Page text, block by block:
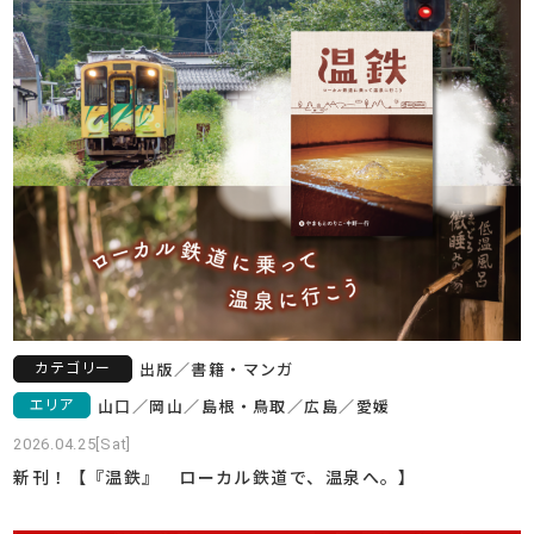
カテゴリー 出版 ／書籍・マンガ
エリア 山口 ／ 岡山 ／ 島根・鳥取 ／広島／ 愛媛
2026.04.25[Sat]
新刊！【『温鉄』 ローカル鉄道で、温泉へ。】